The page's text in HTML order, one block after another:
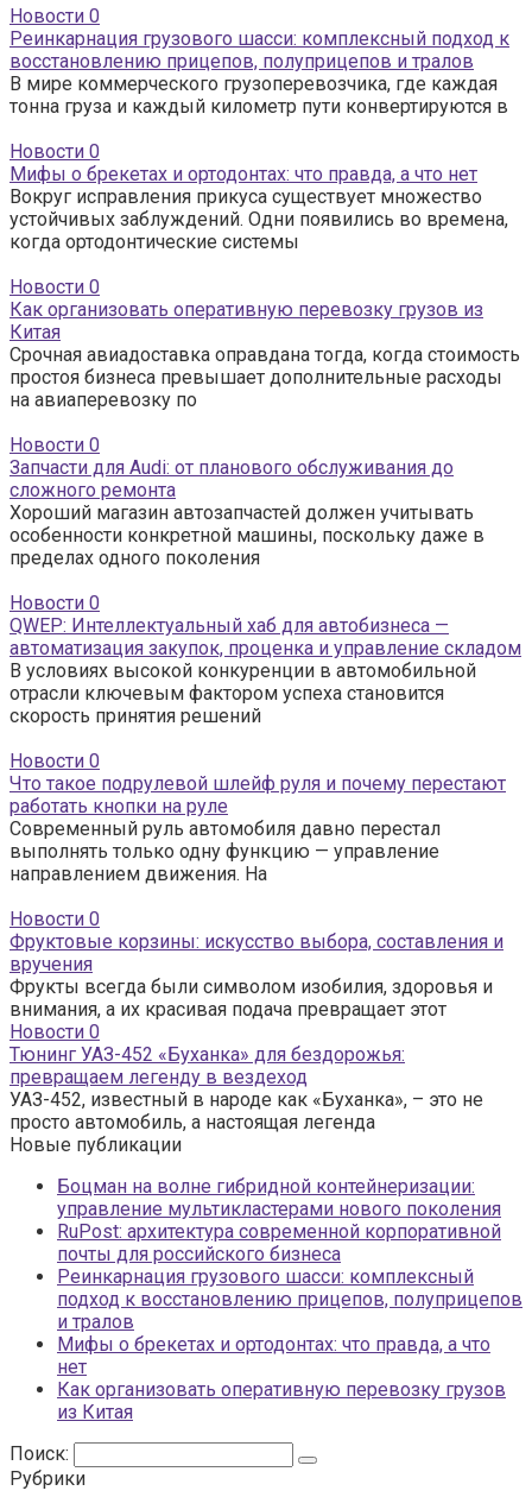
Новости 0
Реинкарнация грузового шасси: комплексный подход к
восстановлению прицепов, полуприцепов и тралов
В мире коммерческого грузоперевозчика, где каждая
тонна груза и каждый километр пути конвертируются в
Новости 0
Мифы о брекетах и ортодонтах: что правда, а что нет
Вокруг исправления прикуса существует множество
устойчивых заблуждений. Одни появились во времена,
когда ортодонтические системы
Новости 0
Как организовать оперативную перевозку грузов из
Китая
Срочная авиадоставка оправдана тогда, когда стоимость
простоя бизнеса превышает дополнительные расходы
на авиаперевозку по
Новости 0
Запчасти для Audi: от планового обслуживания до
сложного ремонта
Хороший магазин автозапчастей должен учитывать
особенности конкретной машины, поскольку даже в
пределах одного поколения
Новости 0
QWEP: Интеллектуальный хаб для автобизнеса —
автоматизация закупок, проценка и управление складом
В условиях высокой конкуренции в автомобильной
отрасли ключевым фактором успеха становится
скорость принятия решений
Новости 0
Что такое подрулевой шлейф руля и почему перестают
работать кнопки на руле
Современный руль автомобиля давно перестал
выполнять только одну функцию — управление
направлением движения. На
Новости 0
Фруктовые корзины: искусство выбора, составления и
вручения
Фрукты всегда были символом изобилия, здоровья и
внимания, а их красивая подача превращает этот
Новости 0
Тюнинг УАЗ-452 «Буханка» для бездорожья:
превращаем легенду в вездеход
УАЗ-452, известный в народе как «Буханка», – это не
просто автомобиль, а настоящая легенда
Новые публикации
Боцман на волне гибридной контейнеризации:
управление мультикластерами нового поколения
RuPost: архитектура современной корпоративной
почты для российского бизнеса
Реинкарнация грузового шасси: комплексный
подход к восстановлению прицепов, полуприцепов
и тралов
Мифы о брекетах и ортодонтах: что правда, а что
нет
Как организовать оперативную перевозку грузов
из Китая
Поиск:
Рубрики